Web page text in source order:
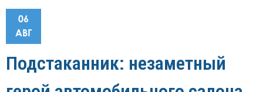
06
АВГ
Подстаканник: незаметный